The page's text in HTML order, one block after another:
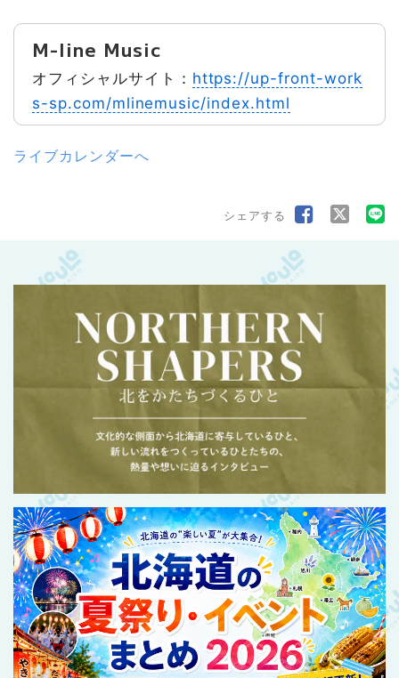
M-line Music
オフィシャルサイト： https://up-front-work
s-sp.com/mlinemusic/index.html
ライブカレンダーへ
シェアする